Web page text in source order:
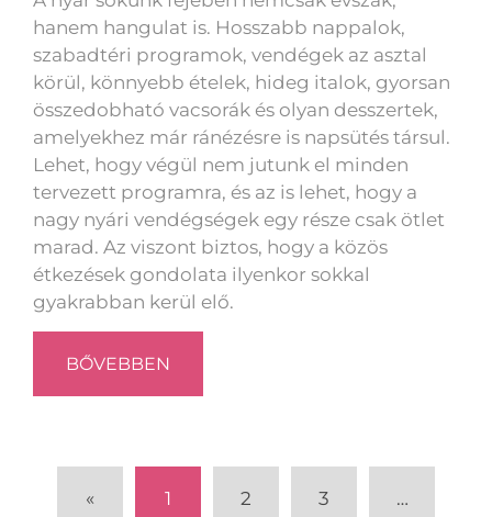
hanem hangulat is. Hosszabb nappalok,
szabadtéri programok, vendégek az asztal
körül, könnyebb ételek, hideg italok, gyorsan
összedobható vacsorák és olyan desszertek,
amelyekhez már ránézésre is napsütés társul.
Lehet, hogy végül nem jutunk el minden
tervezett programra, és az is lehet, hogy a
nagy nyári vendégségek egy része csak ötlet
marad. Az viszont biztos, hogy a közös
étkezések gondolata ilyenkor sokkal
gyakrabban kerül elő.
BŐVEBBEN
« 1 2 3 …